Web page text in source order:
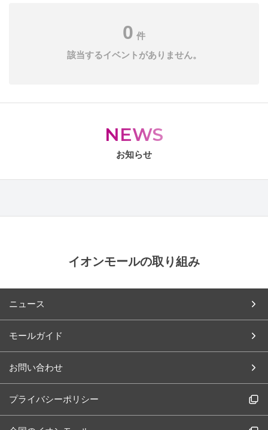
0 件
該当するイベントがありません。
NEWS
お知らせ
イオンモールの取り組み
ニュース
モールガイド
お問い合わせ
プライバシーポリシー